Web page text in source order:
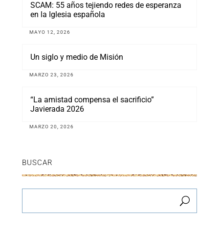
SCAM: 55 años tejiendo redes de esperanza
en la Iglesia española
MAYO 12, 2026
Un siglo y medio de Misión
MARZO 23, 2026
“La amistad compensa el sacrificio”
Javierada 2026
MARZO 20, 2026
BUSCAR